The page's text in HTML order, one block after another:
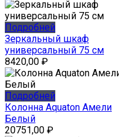
Подробней
Зеркальный шкаф
универсальный 75 см
8420,00 ₽
Подробней
Колонна Aquaton Амели
Белый
20751,00 ₽